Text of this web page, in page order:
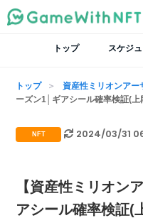
トップ スケジ
トップ 資産性ミリオンアー
ーズン1│ギアシール確率検証(
NFT 2024/03/31
【資産性ミリオン
アシール確率検証(